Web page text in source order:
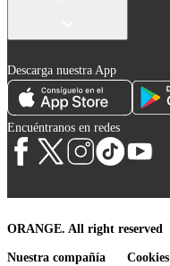
Descarga nuestra App
Encuéntranos en redes
ORANGE. All right reserved
Nuestra compañía Cookies